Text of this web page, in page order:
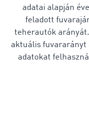
adatai alapján
feladott
teherautók
aktuális fuvararányt
adatokat